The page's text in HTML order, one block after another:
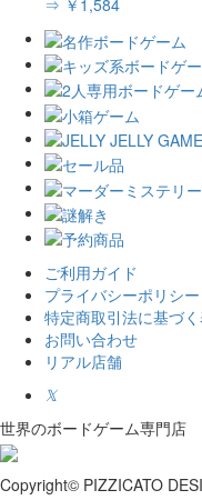
⇒ ￥1,584
ご利用ガイド
プライバシーポリシー
特定商取引法に基づ
お問い合わせ
リアル店舗
𝕏
世界のボードゲーム専門店
Copyright© PIZZICATO